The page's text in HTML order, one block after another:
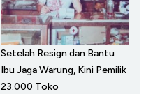
Setelah Resign dan Bantu
Ibu Jaga Warung, Kini Pemilik
23.000 Toko